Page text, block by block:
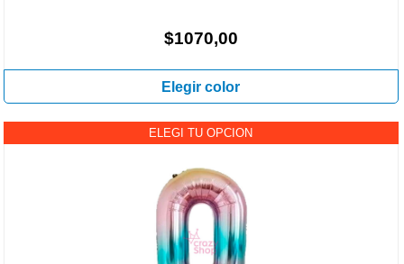
$1070,00
Elegir color
ELEGI TU OPCION